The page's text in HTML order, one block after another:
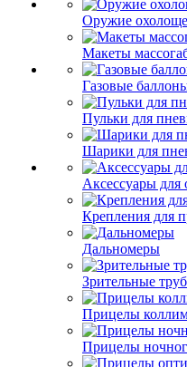
Оружие
Макеты
Газовые
Пульки для
Шарики для
Аксессуары для
Крепления для
Дальномеры
Зрительные
Прицелы
Прицелы